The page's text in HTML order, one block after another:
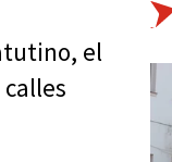
el